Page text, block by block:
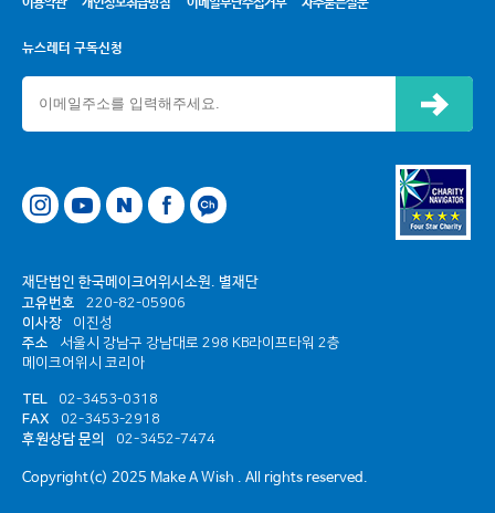
이용약관 개인정보취급방침 이메일무단수집거부 자주묻는질문
뉴스레터 구독신청
이버페이스북카카오톡 채널
재단법인 한국메이크어위시소원. 별재단
고유번호
220-82-05906
이사장
이진성
주소
서울시 강남구 강남대로 298 KB라이프타워 2층
메이크어위시 코리아
TEL
02-3453-0318
FAX
02-3453-2918
후원상담 문의
02-3452-7474
Copyright(c) 2025 Make A Wish . All rights reserved.